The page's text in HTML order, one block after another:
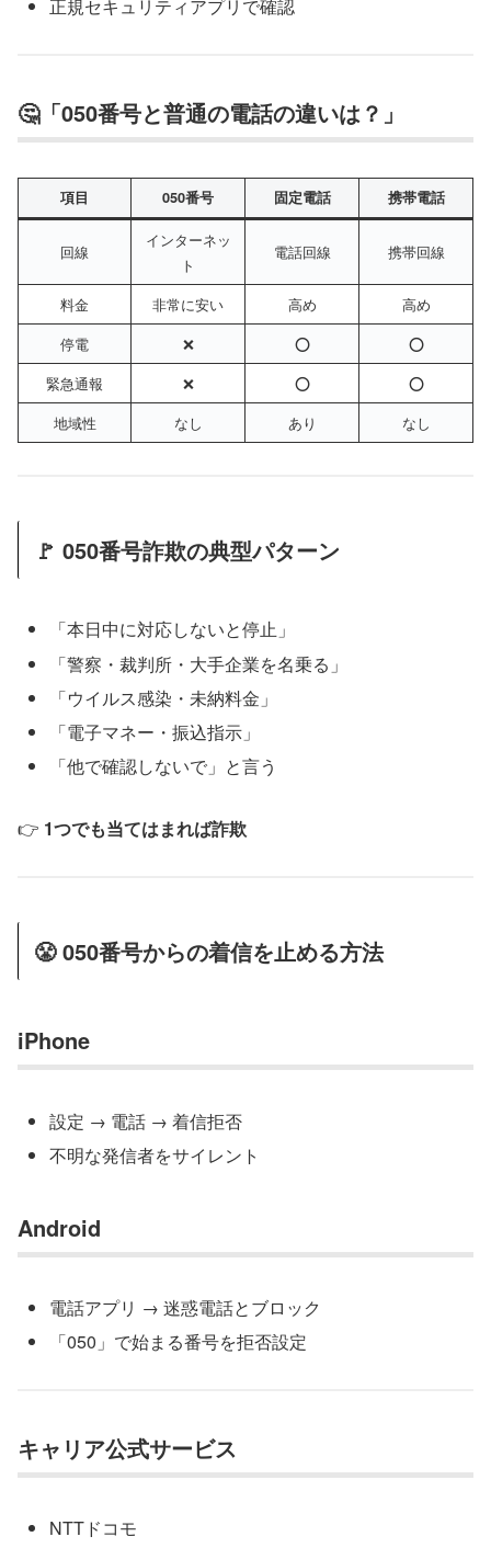
正規セキュリティアプリで確認
🤔「050番号と普通の電話の違いは？」
項目 050番号 固定電話 携帯電話
回線
インターネッ
ト
電話回線 携帯回線
料金 非常に安い 高め
高め
停電
❌ ⭕
⭕
緊急通報
❌ ⭕
⭕
地域性
なし あり なし
🚩 050番号詐欺の典型パターン
「本日中に対応しないと停止」
「警察・裁判所・大手企業を名乗る」
「ウイルス感染・未納料金」
「電子マネー・振込指示」
「他で確認しないで」と言う
👉 1つでも当てはまれば詐欺
😤 050番号からの着信を止める方法
iPhone
設定 → 電話 → 着信拒否
不明な発信者をサイレント
Android
電話アプリ → 迷惑電話とブロック
「050」で始まる番号を拒否設定
キャリア公式サービス
NTTドコモ